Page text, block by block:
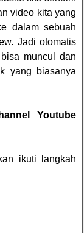
video kita yang
dalam sebuah
Jadi otomatis
muncul dan
yang biasanya
Youtube
ikuti langkah